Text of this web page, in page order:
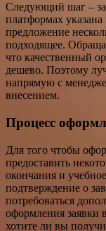
Следующий шаг –
платформах
предложение
подходящее.
что качественный
дешево. Поэтому
напрямую с
внесением.
Процесс
Для того чтобы
предоставить
окончания и
подтверждение о
потребоваться
оформления заявки
хотите ли вы